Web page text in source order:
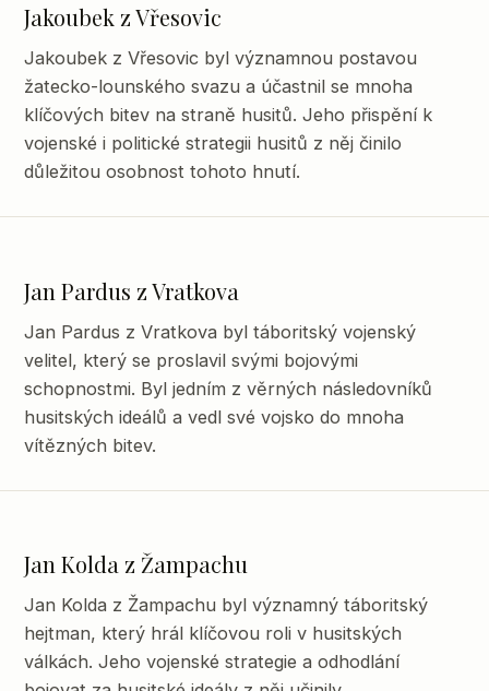
Jakoubek z Vřesovic
Jakoubek z Vřesovic byl významnou postavou
žatecko-lounského svazu a účastnil se mnoha
klíčových bitev na straně husitů. Jeho přispění k
vojenské i politické strategii husitů z něj činilo
důležitou osobnost tohoto hnutí.
Jan Pardus z Vratkova
Jan Pardus z Vratkova byl táboritský vojenský
velitel, který se proslavil svými bojovými
schopnostmi. Byl jedním z věrných následovníků
husitských ideálů a vedl své vojsko do mnoha
vítězných bitev.
Jan Kolda z Žampachu
Jan Kolda z Žampachu byl významný táboritský
hejtman, který hrál klíčovou roli v husitských
válkách. Jeho vojenské strategie a odhodlání